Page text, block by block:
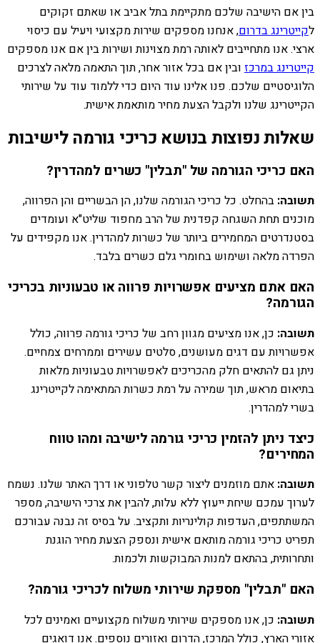
בין אם הישיבה שלכם מתקיימת בתל אביב או שאתם זקוקים
לקייטרינג בדרום, אנחנו מספקים שירות מקצועי ויעיל עם כיסוי
ארצי. אנו מתחייבים לאותה רמת מצוינות ושירות בין אם אנו מספקים
קייטרינג במרכז ובין אם בכל אזור אחר, תוך התאמה מלאה לצרכים
הלוגיסטיים שלכם. פנו אלינו עוד היום כדי ללמוד עוד על שירותי
הקייטרינג שלנו ולקבל הצעת מחיר מותאמת אישית.
שאלות נפוצות בנושא כריכי גורמה לישיבות
האם כריכי הגורמה של "תבלין" כשרים למהדרין?
תשובה: בהחלט. כל כריכי הגורמה שלנו, הן הבשריים והן הפרווה,
מוכנים תחת השגחה קפדנית של הרב מחפוד שליט"א ועומדים
בסטנדרטים המחמירים ביותר של כשרות למהדרין. אנו מקפידים על
הפרדה מלאה ושימוש בחומרי גלם כשרים בלבד.
האם אתם מציעים אפשרויות פרווה או טבעוניות בכריכי
הגורמה?
תשובה: כן, אנו מציעים מגוון רחב של כריכי גורמה פרווה, כולל
אפשרויות עם דגים מעושנים, סלטים עשירים וממרחים צמחיים.
ניתן גם להתאים חלק מהכריכים לאפשרויות טבעוניות מלאות
בתיאום מראש, תוך שמירה על רמת כשרות המתאימה לקייטרינג
בשרי למהדרין.
כיצד ניתן להזמין כריכי גורמה לישיבה ומהו טווח
המחירים?
תשובה: אתם מוזמנים ליצור קשר טלפוני או דרך האתר שלנו. נשמח
לערוך עמכם שיחת ייעוץ ללא עלות, להבין את צרכי הישיבה, מספר
המשתתפים, העדפות קולינריות ותקציב. על בסיס זה נבנה עבורכם
תפריט כריכי גורמה מותאם אישית ונספק הצעת מחיר הוגנת
ותחרותית, בהתאם למנות המבוקשות ולכמות.
האם "תבלין" מספקת שירותי משלוח לכריכי גורמה?
תשובה: כן, אנו מספקים שירותי משלוח מקצועיים ואמינים לכל
אזורי הארץ, כולל המרכז, הדרום ואזורים נוספים. אנו דואגים